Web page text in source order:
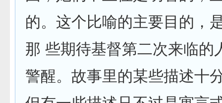
的。这个比喻的主要目的，
那 些期待基督第二次来临的
警醒。故事里的某些描述十